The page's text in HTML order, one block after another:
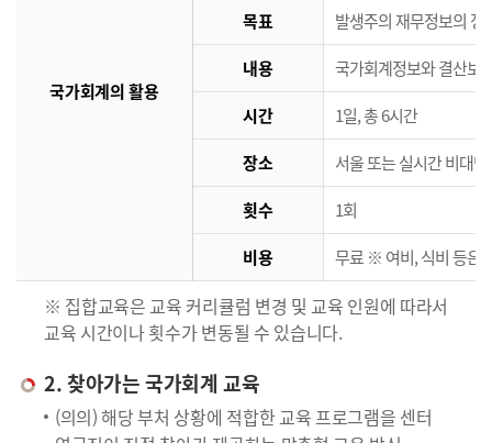
국가회계의 활용
목표 발생주의 재무정보의 정
내용 국가회계정보와 결산보
시간 1일, 총 6시간
장소 서울 또는 실시간 비대
횟수 1회
비용 무료 ※ 여비, 식비 등은
※ 집합교육은 교육 커리큘럼 변경 및 교육 인원에 따라서
교육 시간이나 횟수가 변동될 수 있습니다.
2. 찾아가는 국가회계 교육
(의의) 해당 부처 상황에 적합한 교육 프로그램을 센터